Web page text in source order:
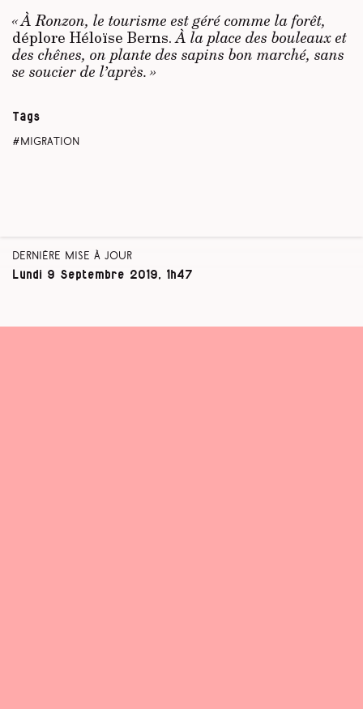
« À Ronzon, le tourisme est géré comme la forêt,
déplore Héloïse Berns.À la place des bouleaux et
des chênes, on plante des sapins bon marché, sans
se soucier de l’après. »
Tags
migration
Dernière mise à jour
Lundi 9 Septembre 2019, 1h47